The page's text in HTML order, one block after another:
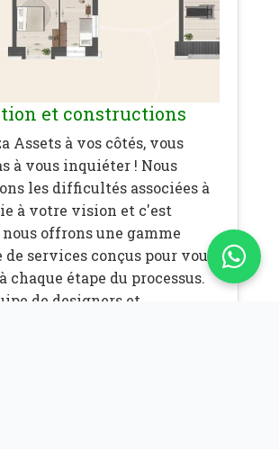
et constructions
Assets à vos côtés, vous
à vous inquiéter ! Nous
les difficultés associées à
à votre vision et c'est
offrons une gamme
services conçus pour vous
chaque étape du processus.
de designers et